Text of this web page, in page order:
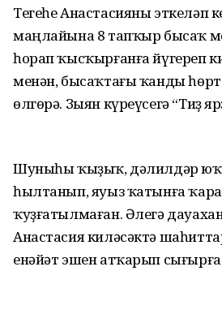
Тегеһе Анастасияны эткеләп
маңлайына 8 тапҡыр бысаҡ
һорап ҡысҡырғанға йүгереп
менән, бысаҡтағы ҡанды
өлгөрә. Зыян күреүсегә “Тиҙ
Шуныһы ҡыҙыҡ, дәлилдәр
һылтанып, яуыз ҡатынға
ҡуҙғатылмаған. Әлегә
Анастасия киләсәктә
енәйәт эшен атҡарып